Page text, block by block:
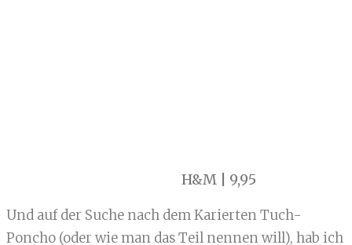
H&M | 9,95
Und auf der Suche nach dem Karierten Tuch-
Poncho (oder wie man das Teil nennen will), hab ich